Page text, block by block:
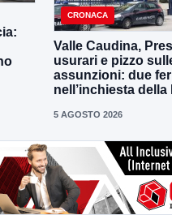
CRONACA
Valle Caudina,
usurari e pizzo
assunzioni: due
nell’inchiesta della
5 AGOSTO 2026